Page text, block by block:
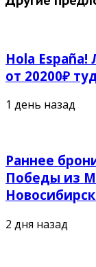
Hola
от 20200₽
1 день назад
Раннее
Победы из
2 дня назад